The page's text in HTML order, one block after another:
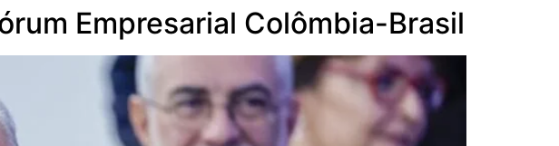
Empresarial Colômbia-Brasil